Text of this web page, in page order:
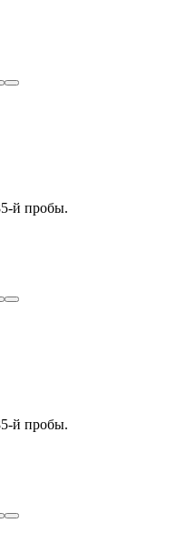
й пробы.
й пробы.